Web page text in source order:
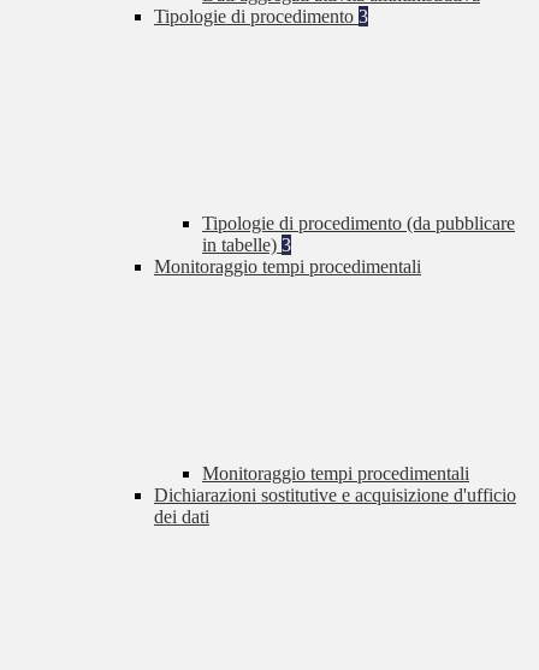
Tipologie di procedimento 3
Tipologie di procedimento (da pubblicare
in tabelle) 3
Monitoraggio tempi procedimentali
Monitoraggio tempi procedimentali
Dichiarazioni sostitutive e acquisizione d'ufficio
dei dati